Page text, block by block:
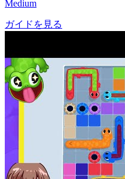
Medium
ガイドを見る